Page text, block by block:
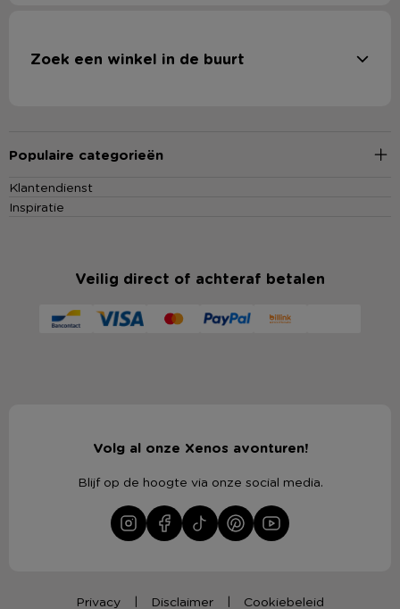
Zoek een winkel in de buurt
Populaire categorieën
Klantendienst
Inspiratie
Veilig direct of achteraf betalen
Volg al onze Xenos avonturen!
Blijf op de hoogte via onze social media.
Privacy Disclaimer Cookiebeleid